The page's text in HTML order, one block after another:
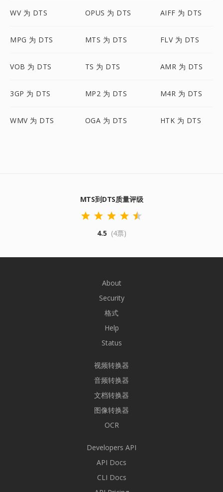
WV 为 DTS OPUS 为 DTS AIFF 为 DTS
MPG 为 DTS MTS 为 DTS FLV 为 DTS
VOB 为 DTS TS 为 DTS AMR 为 DTS
3GP 为 DTS MP2 为 DTS M4R 为 DTS
WMV 为 DTS OGA 为 DTS HTK 为 DTS
MTS到DTS质量评级
4.5 (4票)
About
Security
格式
Help
Status
视频转换器
音频转换器
文档转换器
图像转换器
OCR
Developers API
API Docs
CLI Docs